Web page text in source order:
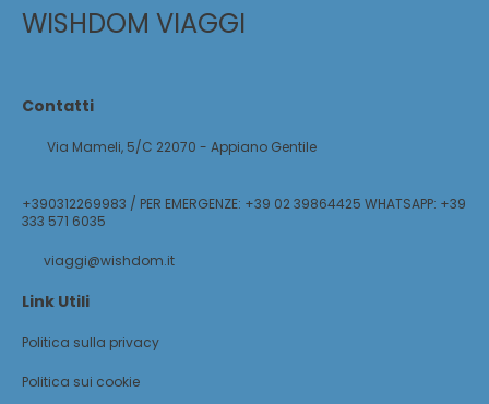
WISHDOM VIAGGI
Contatti
Via Mameli, 5/C 22070 - Appiano Gentile
+390312269983 / PER EMERGENZE: +39 02 39864425 WHATSAPP: +39
333 571 6035
viaggi@wishdom.it
Link Utili
Politica sulla privacy
Politica sui cookie